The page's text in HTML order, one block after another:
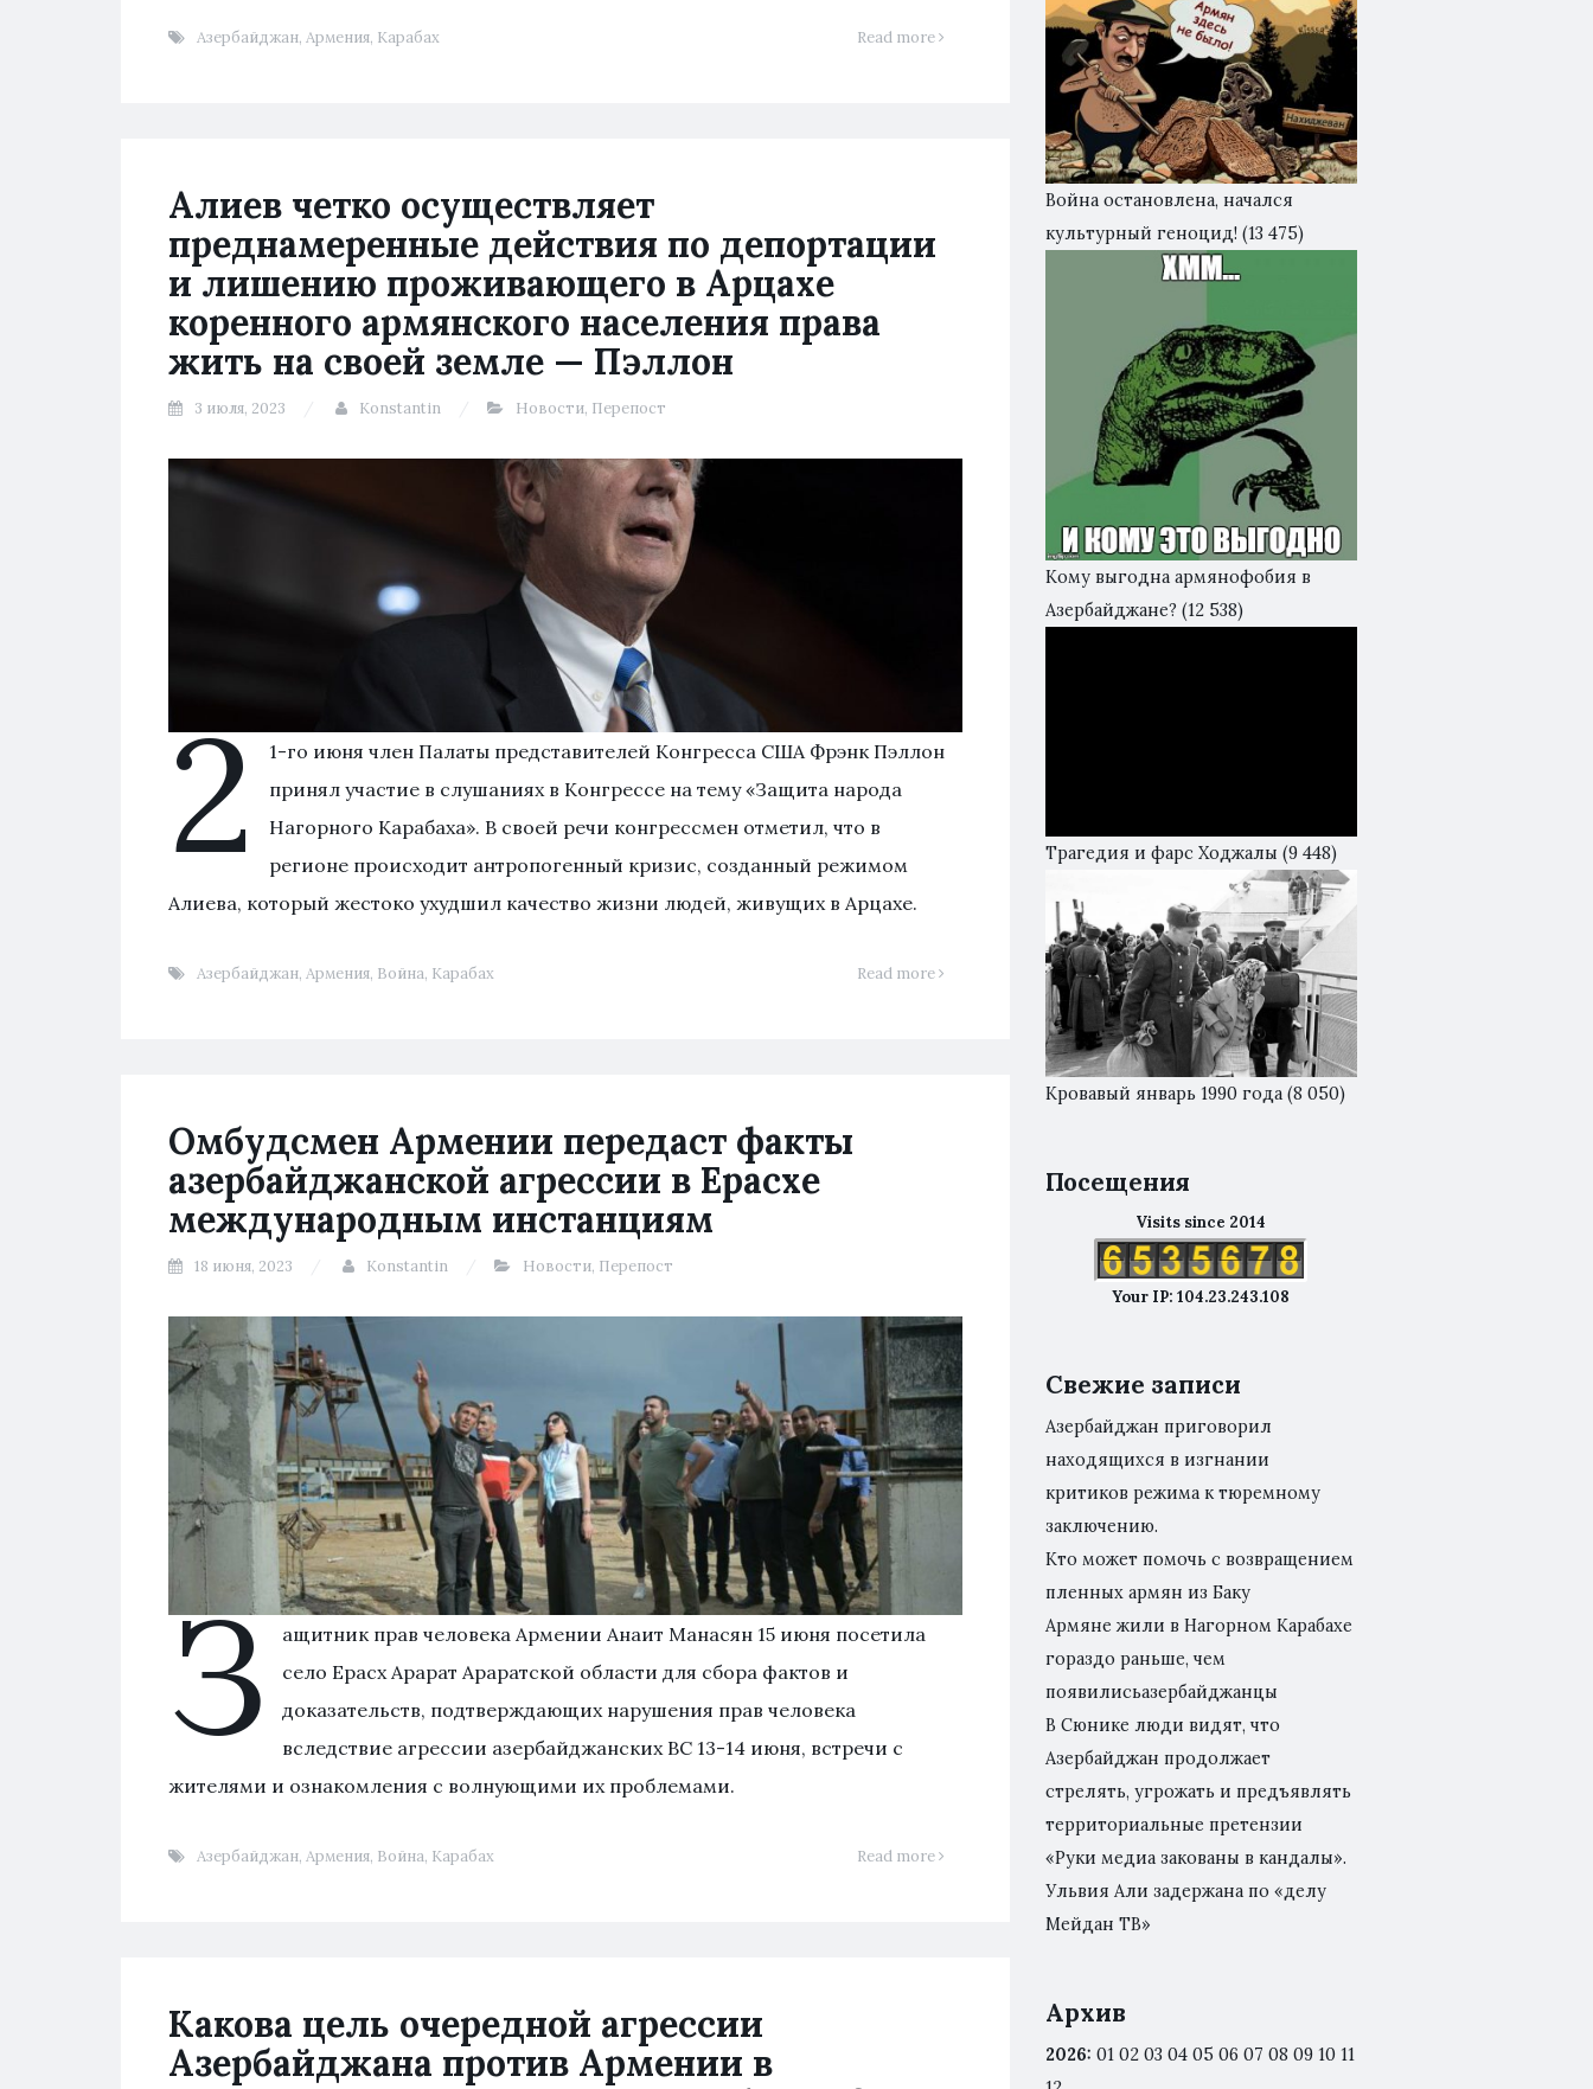
Read more
Азербайджан, Армения, Карабах
Алиев четко осуществляет
преднамеренные действия по депортации
и лишению проживающего в Арцахе
коренного армянского населения права
жить на своей земле — Пэллон
3 июля, 2023 Konstantin Новости, Перепост
2
1-го июня член Палаты представителей Конгресса США Фрэнк Пэллон
принял участие в слушаниях в Конгрессе на тему «Защита народа
Нагорного Карабаха». В своей речи конгрессмен отметил, что в
регионе происходит антропогенный кризис, созданный режимом
Алиева, который жестоко ухудшил качество жизни людей, живущих в Арцахе.
Read more
Азербайджан, Армения, Война, Карабах
Омбудсмен Армении передаст факты
азербайджанской агрессии в Ерасхе
международным инстанциям
18 июня, 2023 Konstantin Новости, Перепост
З
ащитник прав человека Армении Анаит Манасян 15 июня посетила
село Ерасх Арарат Араратской области для сбора фактов и
доказательств, подтверждающих нарушения прав человека
вследствие агрессии азербайджанских ВС 13-14 июня, встречи с
жителями и ознакомления с волнующими их проблемами.
Read more
Азербайджан, Армения, Война, Карабах
Какова цель очередной агрессии
Азербайджана против Армении в
Война остановлена, начался
культурный геноцид! (13 475)
Кому выгодна армянофобия в
Азербайджане? (12 538)
Трагедия и фарс Ходжалы (9 448)
Кровавый январь 1990 года (8 050)
Посещения
Visits since 2014
Your IP: 104.23.243.108
Свежие записи
Азербайджан приговорил
находящихся в изгнании
критиков режима к тюремному
заключению.
Кто может помочь с возвращением
пленных армян из Баку
Армяне жили в Нагорном Карабахе
гораздо раньше, чем
появилисьазербайджанцы
В Сюнике люди видят, что
Азербайджан продолжает
стрелять, угрожать и предъявлять
территориальные претензии
«Руки медиа закованы в кандалы».
Ульвия Али задержана по «делу
Мейдан ТВ»
Архив
2026: 01 02 03 04 05 06 07 08 09 10 11